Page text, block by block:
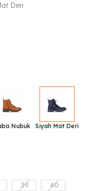
Deri
Nubuk Siyah Mat Deri
39
40